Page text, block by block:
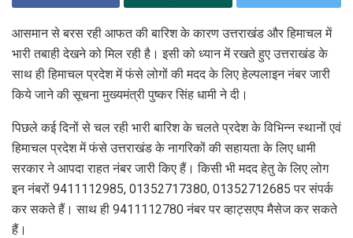
आसमान से बरस रही आफत की बारिश के कारण उत्तराखंड और हिमाचल में
भारी तबाही देखने को मिल रही है। इसी को ध्यान में रखते हुए उत्तराखंड के
साथ ही हिमाचल प्रदेश में फंसे लोगों की मदद के लिए हेल्पलाइन नंबर जारी
किये जाने की सूचना मुख्यमंत्री पुष्कर सिंह धामी ने दी।
पिछले कई दिनों से चल रही भारी बारिश के चलते प्रदेश के विभिन्न स्थानों एवं
हिमाचल प्रदेश में फंसे उत्तराखंड के नागरिकों की सहायता के लिए धामी
सरकार ने आपदा राहत नंबर जारी किए हैं। किसी भी मदद हेतु के लिए लोग
इन नंबरों 9411112985, 01352717380, 01352712685 पर संपर्क
कर सकते हैं। साथ ही 9411112780 नंबर पर व्हाट्सएप मैसेज कर सकते
हैं।